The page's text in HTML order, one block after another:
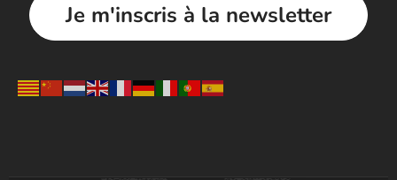
Je m'inscris à la newsletter